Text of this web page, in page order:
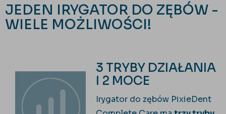
JEDEN IRYGATOR DO ZĘBÓW -
WIELE MOŻLIWOŚCI!
3 TRYBY DZIAŁANIA
I 2 MOCE
Irygator do zębów PixieDent